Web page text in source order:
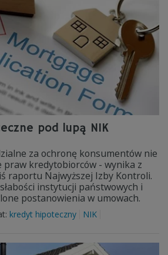
pod lupą NIK
za ochronę konsumentów nie
praw kredytobiorców - wynika z
raportu Najwyższej Izby Kontroli.
instytucji państwowych i
postanowienia w umowach.
kredyt hipoteczny
NIK